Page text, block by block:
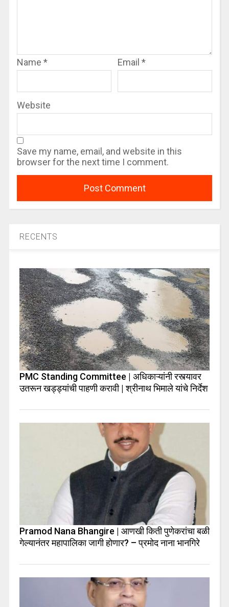
Name * Email *
Website
Save my name, email, and website in this
browser for the next time I comment.
RECENTS
PMC Standing Committee | अधिकाऱ्यांनी रस्त्यावर
उतरून खड्ड्यांची पाहणी करावी | श्रीनाथ भिमाले यांचे निर्देश
Pramod Nana Bhangire | आणखी किती पुणेकरांचा बळी
गेल्यानंतर महापालिका जागी होणार? – प्रमोद नाना भानगिरे